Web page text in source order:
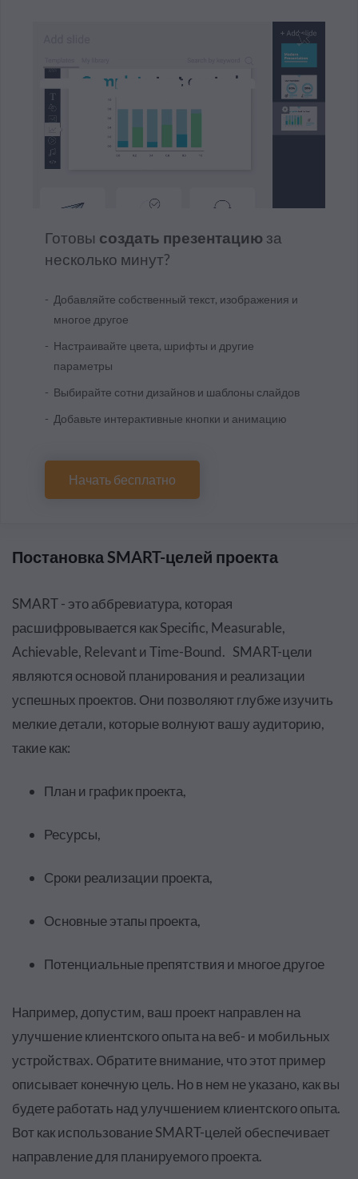
Готовы создать презентацию за
несколько минут?
Добавляйте собственный текст, изображения и
многое другое
Настраивайте цвета, шрифты и другие
параметры
Выбирайте сотни дизайнов и шаблоны слайдов
Добавьте интерактивные кнопки и анимацию
Начать бесплатно
Постановка SMART-целей проекта
SMART - это аббревиатура, которая
расшифровывается как Specific, Measurable,
Achievable, Relevant и Time-Bound. SMART-цели
являются основой планирования и реализации
успешных проектов. Они позволяют глубже изучить
мелкие детали, которые волнуют вашу аудиторию,
такие как:
План и график проекта,
Ресурсы,
Сроки реализации проекта,
Основные этапы проекта,
Потенциальные препятствия и многое другое
Например, допустим, ваш проект направлен на
улучшение клиентского опыта на веб- и мобильных
устройствах. Обратите внимание, что этот пример
описывает конечную цель. Но в нем не указано, как вы
будете работать над улучшением клиентского опыта.
Вот как использование SMART-целей обеспечивает
направление для планируемого проекта.